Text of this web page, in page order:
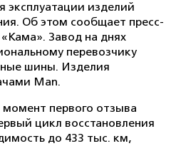
эксплуатации изделий
Об этом сообщает пресс-
Завод на днях
перевозчику
шины. Изделия
Man.
первого отзыва
цикл восстановления
до 433 тыс. км,